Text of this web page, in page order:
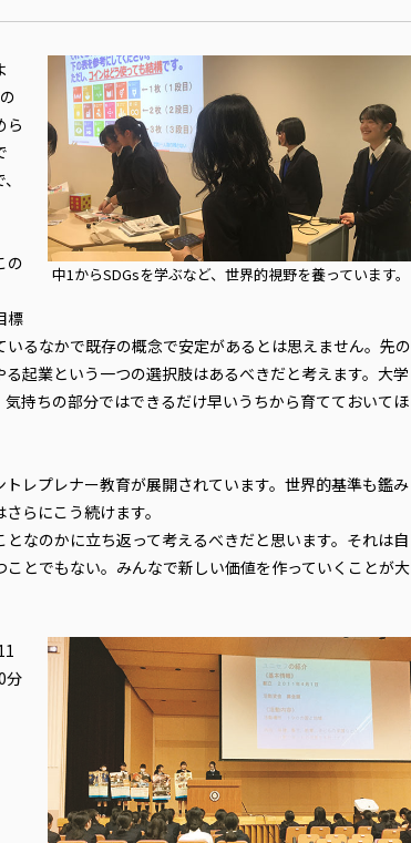
中1からSDGsを学ぶなど、世界的視野を養っています。
ら
の
標
るなかで既存の概念で安定があるとは思えません。先の
起業という一つの選択肢はあるべきだと考えます。大学
持ちの部分ではできるだけ早いうちから育てておいてほ
レプレナー教育が展開されています。世界的基準も鑑み
らにこう続けます。
となのかに立ち返って考えるべきだと思います。それは自
とでもない。みんなで新しい価値を作っていくことが大
分